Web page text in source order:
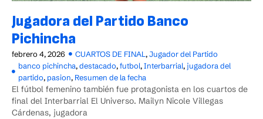
Jugadora del Partido Banco
Pichincha
febrero 4, 2026 CUARTOS DE FINAL,Jugador del Partido
banco pichincha,destacado,futbol,Interbarrial, jugadora del
partido, pasion, Resumen de la fecha
El fútbol femenino también fue protagonista en los cuartos de
final del Interbarrial El Universo. Mailyn Nicole Villegas
Cárdenas, jugadora